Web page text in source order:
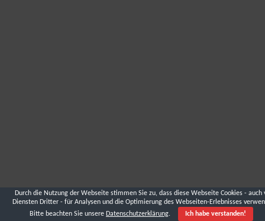
Durch die Nutzung der Webseite stimmen Sie zu, dass diese Webseite Cookies - auch
Diensten Dritter - für Analysen und die Optimierung des Webseiten-Erlebnisses
Bitte beachten Sie unsere Datenschutzerklärung. Ich habe verstanden!